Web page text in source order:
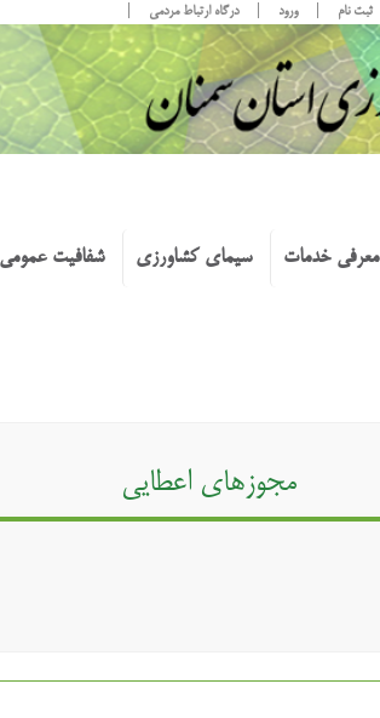
ثبت نام ورود درگاه ارتباط مردمی
معرفی خدمات سیمای کشاورزی شفافیت
مجوزهای اعطایی